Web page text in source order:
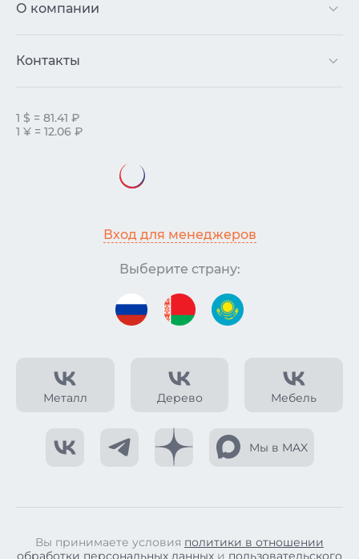
Металл Дерево Мебель
Мы в MAX
О компании
Контакты
1 $ = 81.41 ₽
1 ¥ = 12.06 ₽
Вход для менеджеров
Выберите страну:
Вы принимаете условия политики в отношении
обработки персональных данных и пользовательского